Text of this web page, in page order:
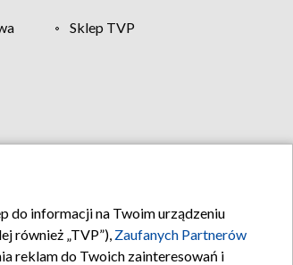
Sklep TVP
do informacji na Twoim urządzeniu
również „TVP”), Zaufanych Partnerów
reklam do Twoich zainteresowań i